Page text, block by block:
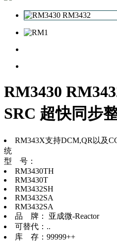
RM3430
SRC 超快同步
RM343X支持DCM,QR以及
统
型 号：
RM3430TH
RM3430T
RM3432SH
RM3432SA
RM3432SA
品 牌：
亚成微-Reactor
可替代： ..
库 存： 99999++